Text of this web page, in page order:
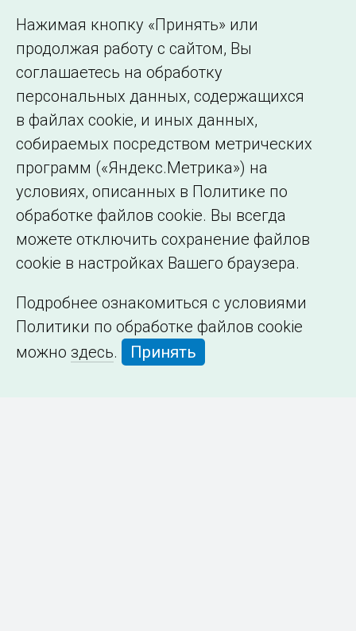
образовательной
организации
Нажимая кнопку «Принять» или
продолжая работу с сайтом, Вы
соглашаетесь на обработку
персональных данных, содержащихся
в файлах cookie, и иных данных,
собираемых посредством метрических
программ («Яндекс.Метрика») на
условиях, описанных в Политике по
обработке файлов cookie. Вы всегда
можете отключить сохранение файлов
cookie в настройках Вашего браузера.
Подробнее ознакомиться с условиями
Политики по обработке файлов cookie
можно здесь. Принять